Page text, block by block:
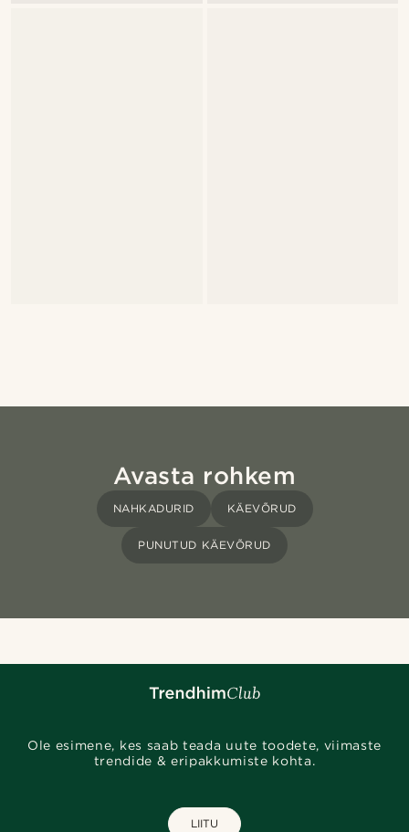
Avasta rohkem
NAHKADURID KÄEVÕRUD
PUNUTUD KÄEVÕRUD
Ole esimene, kes saab teada uute toodete, viimaste
trendide & eripakkumiste kohta.
LIITU